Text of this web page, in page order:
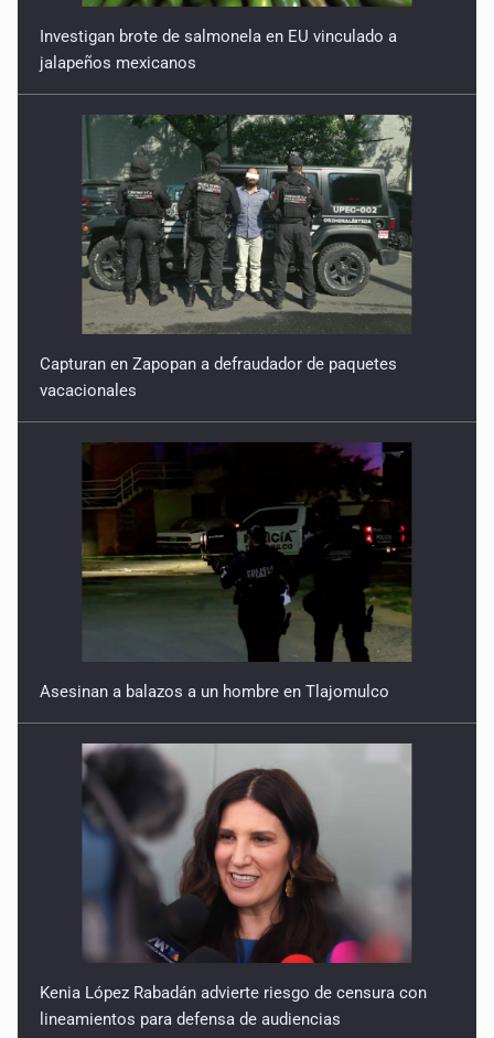
Investigan brote de salmonela en EU vinculado a
jalapeños mexicanos
Capturan en Zapopan a defraudador de paquetes
vacacionales
Asesinan a balazos a un hombre en Tlajomulco
Kenia López Rabadán advierte riesgo de censura con
lineamientos para defensa de audiencias